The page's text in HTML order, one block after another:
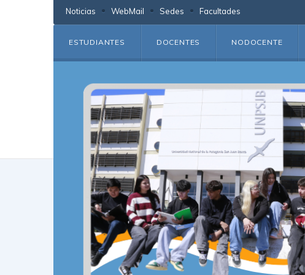
Noticias WebMail Sedes Facultades
ESTUDIANTES DOCENTES NODOCENTE